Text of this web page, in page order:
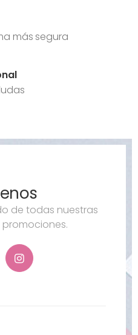
más segura
de todas nuestras